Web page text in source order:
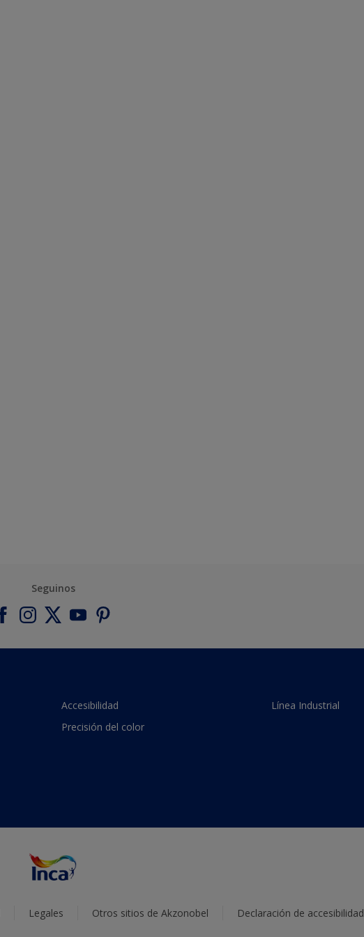
Seguinos
Accesibilidad
Precisión del color
Línea Industrial
Legales Otros sitios de Akzonobel Declaración de accesibilidad